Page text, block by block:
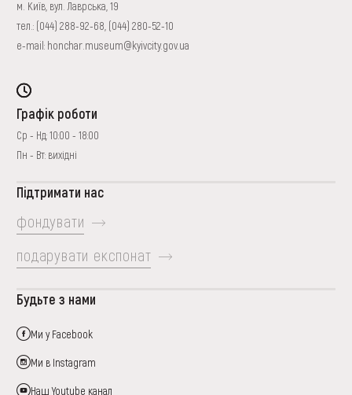
м. Київ, вул. Лаврська, 19
тел.: (044) 288-92-68 (044) 280-52-10
e-mail: honchar.museum@kyivcity.gov.ua
Графік роботи
Ср - Нд: 10:00 - 18:00
Пн - Вт: вихідні
Підтримати нас
фондувати
подарувати експонат
Будьте з нами
Ми у Facebook
Ми в Instagram
Наш Youtube канал